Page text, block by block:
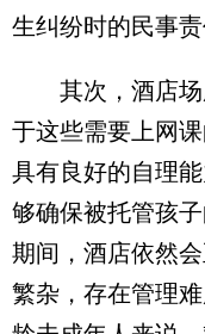
生纠纷时的民事责
其次，酒店场
于这些需要上网
具有良好的自理
够确保被托管孩
期间，酒店依然
繁杂，存在管理